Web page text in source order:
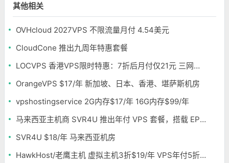
其他相关
OVHcloud 2027VPS 不限流量月付 4.54美元
CloudCone 推出九周年特惠套餐
LOCVPS 香港VPS限时特惠：7折后月付仅21元 三网优化BGP线路 可选原生IP
OrangeVPS $17/年 新加坡、日本、香港、堪萨斯机房
vpshostingservice 2G内存$17/年 16G内存$99/年
马来西亚主机商 SVR4U 推出年付 VPS 套餐，搭载 EPYC/至强铂金，支持支付宝
SVR4U $18/年 马来西亚机房
HawkHost/老鹰主机 虚拟主机3折$19/年 VPS年付5折$25/年